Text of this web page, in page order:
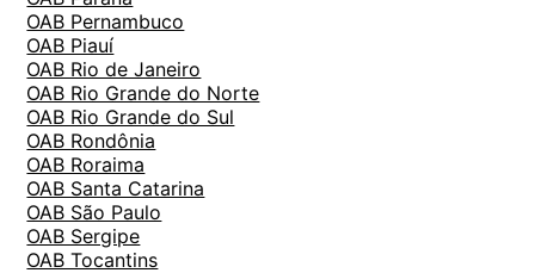
OAB Pernambuco
OAB Piauí
OAB Rio de Janeiro
OAB Rio Grande do Norte
OAB Rio Grande do Sul
OAB Rondônia
OAB Roraima
OAB Santa Catarina
OAB São Paulo
OAB Sergipe
OAB Tocantins